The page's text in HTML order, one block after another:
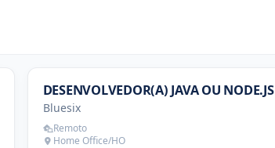
DESENVOLVEDOR(A) JAVA OU NODE.JS
Bluesix
Remoto
Home Office/HO